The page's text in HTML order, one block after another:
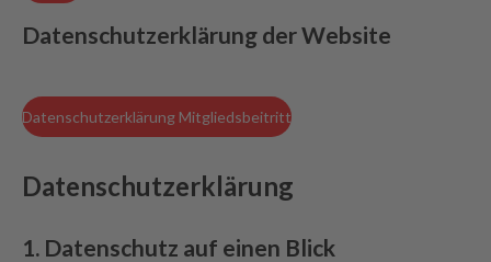
Datenschutzerklärung der Website
Datenschutzerklärung Mitgliedsbeitritt
Datenschutz­erklärung
1. Datenschutz auf einen Blick